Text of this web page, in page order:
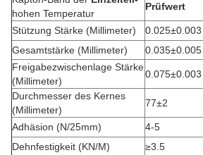
hohen Temperatur
Prüfwert
Stützung Stärke (Millimeter) 0.025±0.003
Gesamtstärke (Millimeter)
0.035±0.005
Freigabezwischenlage Stärke
(Millimeter)
0.075±0.003
Durchmesser des Kernes
(Millimeter)
77±2
Adhäsion (N/25mm) 4-5
Dehnfestigkeit (KN/M)
≥3.5